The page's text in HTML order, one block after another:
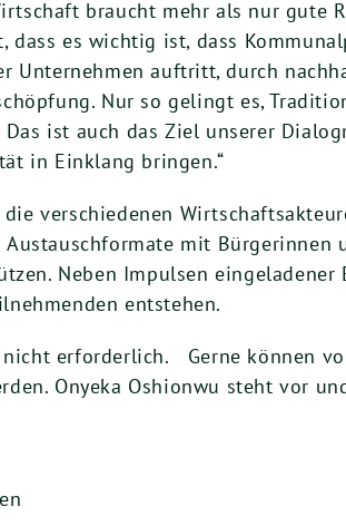
braucht mehr als nur gute
es wichtig ist, dass
Unternehmen auftritt, durch
Nur so gelingt es,
ist auch das Ziel unserer
in Einklang bringen.“
verschiedenen
mit Bürgerinnen
Neben Impulsen eingeladener
entstehen.
erforderlich. Gerne können
Onyeka Oshionwu steht vor